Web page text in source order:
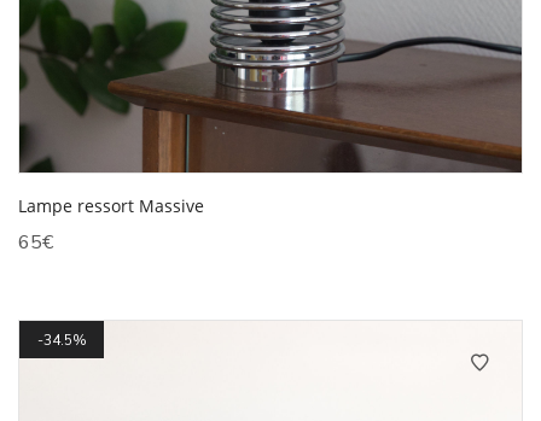
Lampe ressort Massive
65€
34.5%